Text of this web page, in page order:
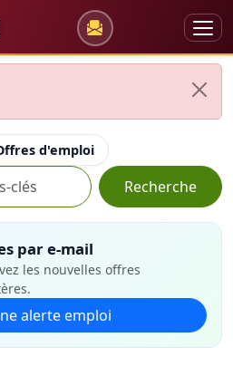
d'emploi
Recherche
par e-mail
les nouvelles offres
alerte emploi